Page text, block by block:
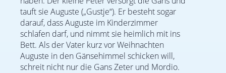
tauft sie Auguste („Gustje“). Er besteht sogar
darauf, dass Auguste im Kinderzimmer
schlafen darf, und nimmt sie heimlich mit ins
Bett. Als der Vater kurz vor Weihnachten
Auguste in den Gänsehimmel schicken will,
schreit nicht nur die Gans Zeter und Mordio.